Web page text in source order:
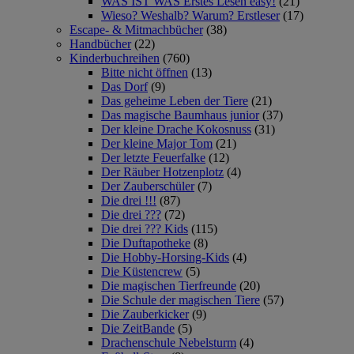
Wieso? Weshalb? Warum? Erstleser (17)
Escape- & Mitmachbücher (38)
Handbücher (22)
Kinderbuchreihen (760)
Bitte nicht öffnen (13)
Das Dorf (9)
Das geheime Leben der Tiere (21)
Das magische Baumhaus junior (37)
Der kleine Drache Kokosnuss (31)
Der kleine Major Tom (21)
Der letzte Feuerfalke (12)
Der Räuber Hotzenplotz (4)
Der Zauberschüler (7)
Die drei !!! (87)
Die drei ??? (72)
Die drei ??? Kids (115)
Die Duftapotheke (8)
Die Hobby-Horsing-Kids (4)
Die Küstencrew (5)
Die magischen Tierfreunde (20)
Die Schule der magischen Tiere (57)
Die Zauberkicker (9)
Die ZeitBande (5)
Drachenschule Nebelsturm (4)